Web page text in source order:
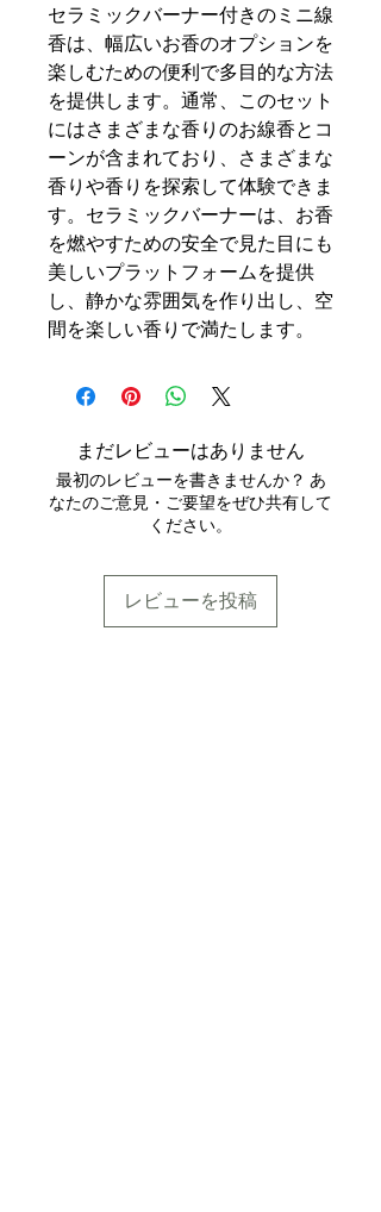
セラミックバーナー付きのミニ線
香は、幅広いお香のオプションを
楽しむための便利で多目的な方法
を提供します。通常、このセット
にはさまざまな香りのお線香とコ
ーンが含まれており、さまざまな
香りや香りを探索して体験できま
す。セラミックバーナーは、お香
を燃やすための安全で見た目にも
美しいプラットフォームを提供
し、静かな雰囲気を作り出し、空
間を楽しい香りで満たします。
まだレビューはありません
最初のレビューを書きませんか？ あ
なたのご意見・ご要望をぜひ共有して
ください。
レビューを投稿